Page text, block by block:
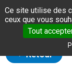
Panneau de gestion
Ce site utilise des
ceux que vous
Tout
Retour